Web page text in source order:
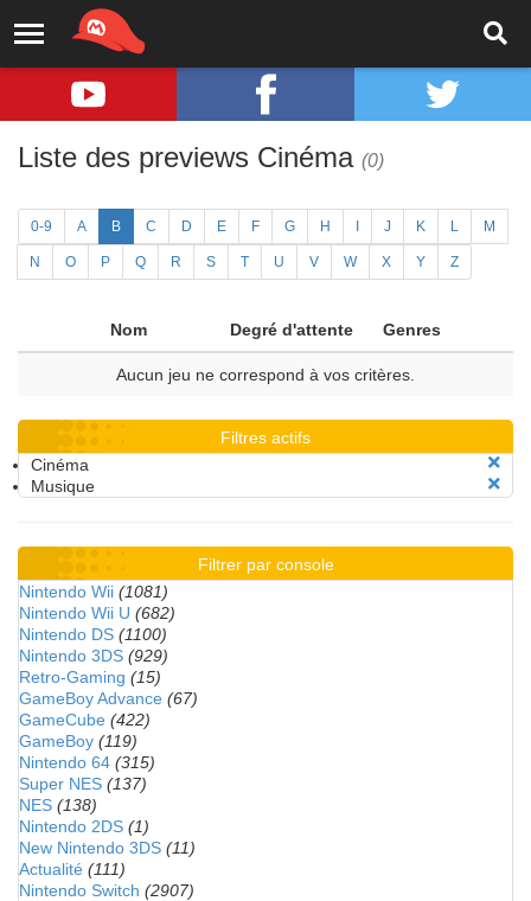
Liste des previews Cinéma (0)
0-9 A B C D E F G H J K L M
N O P Q R S T U V W X Y Z
Nom Degré d'attente Genres
Aucun jeu ne correspond à vos critères.
Filtres actifs
Cinéma
Musique
Filtrer par console
Nintendo Wii (1081)
Nintendo Wii U (682)
Nintendo DS (1100)
Nintendo 3DS (929)
Retro-Gaming (15)
GameBoy Advance (67)
GameCube (422)
GameBoy (119)
Nintendo 64 (315)
Super NES (137)
NES (138)
Nintendo 2DS (1)
New Nintendo 3DS (11)
Actualité (111)
Nintendo Switch (2907)